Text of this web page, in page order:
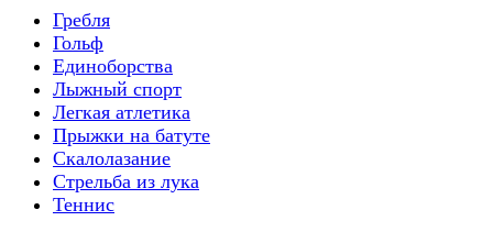
Гребля
Гольф
Единоборства
Лыжный спорт
Легкая атлетика
Прыжки на батуте
Скалолазание
Стрельба из лука
Теннис